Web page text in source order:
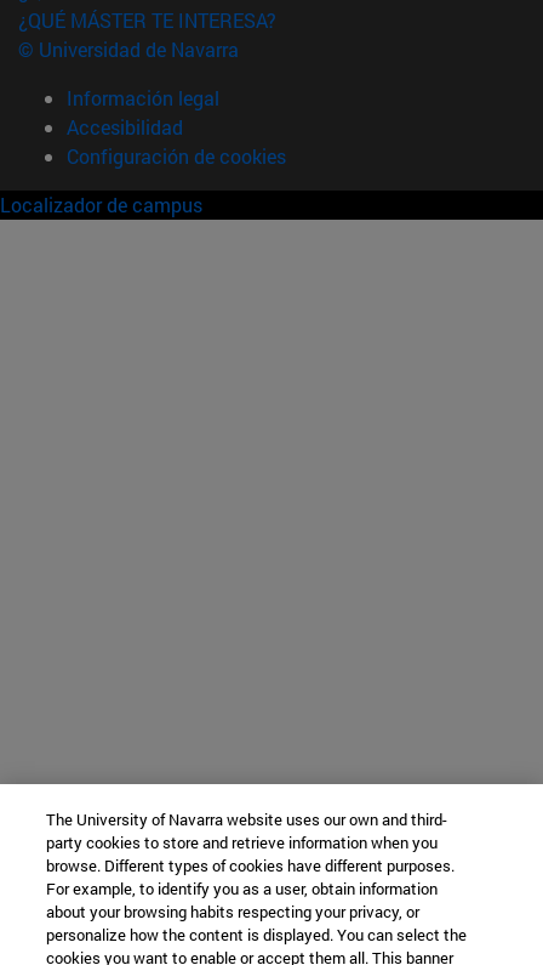
¿QUÉ MÁSTER TE INTERESA?
© Universidad de Navarra
Información legal
Accesibilidad
Configuración de cookies
Localizador de campus
The University of Navarra website uses our own and third-
party cookies to store and retrieve information when you
browse. Different types of cookies have different purposes.
For example, to identify you as a user, obtain information
about your browsing habits respecting your privacy, or
personalize how the content is displayed. You can select the
cookies you want to enable or accept them all. This banner